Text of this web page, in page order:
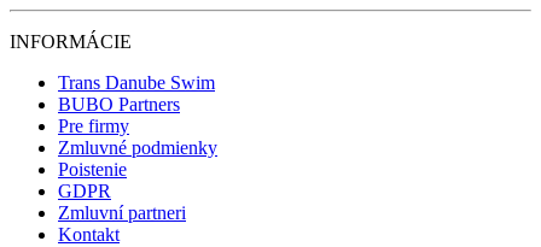
INFORMÁCIE
Trans Danube Swim
BUBO Partners
Pre firmy
Zmluvné podmienky
Poistenie
GDPR
Zmluvní partneri
Kontakt